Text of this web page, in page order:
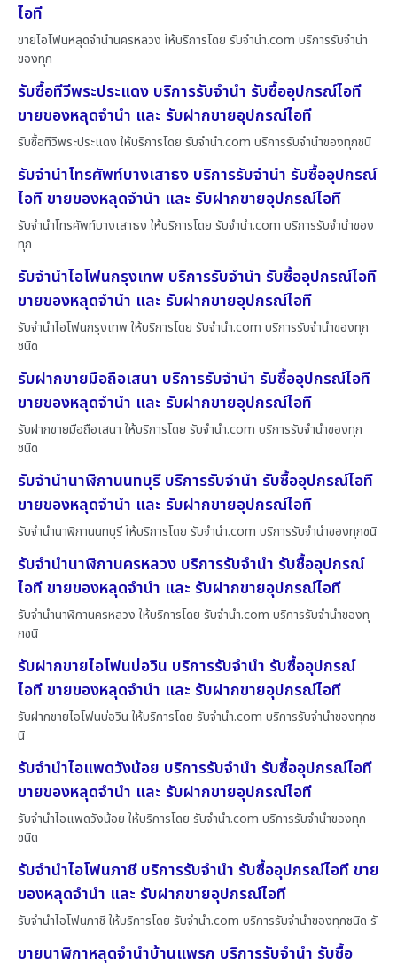
ไอที
ขายไอโฟนหลุดจำนำนครหลวง ให้บริการโดย รับจํานํา.com บริการรับจำนำ
ของทุก
รับซื้อทีวีพระประแดง บริการรับจำนำ รับซื้ออุปกรณ์ไอที
ขายของหลุดจำนำ และ รับฝากขายอุปกรณ์ไอที
รับซื้อทีวีพระประแดง ให้บริการโดย รับจํานํา.com บริการรับจำนำของทุกชนิ
รับจำนำโทรศัพท์บางเสาธง บริการรับจำนำ รับซื้ออุปกรณ์
ไอที ขายของหลุดจำนำ และ รับฝากขายอุปกรณ์ไอที
รับจำนำโทรศัพท์บางเสาธง ให้บริการโดย รับจํานํา.com บริการรับจำนำของ
ทุก
รับจำนำไอโฟนกรุงเทพ บริการรับจำนำ รับซื้ออุปกรณ์ไอที
ขายของหลุดจำนำ และ รับฝากขายอุปกรณ์ไอที
รับจำนำไอโฟนกรุงเทพ ให้บริการโดย รับจํานํา.com บริการรับจำนำของทุก
ชนิด
รับฝากขายมือถือเสนา บริการรับจำนำ รับซื้ออุปกรณ์ไอที
ขายของหลุดจำนำ และ รับฝากขายอุปกรณ์ไอที
รับฝากขายมือถือเสนา ให้บริการโดย รับจํานํา.com บริการรับจำนำของทุก
ชนิด
รับจำนำนาฬิกานนทบุรี บริการรับจำนำ รับซื้ออุปกรณ์ไอที
ขายของหลุดจำนำ และ รับฝากขายอุปกรณ์ไอที
รับจำนำนาฬิกานนทบุรี ให้บริการโดย รับจํานํา.com บริการรับจำนำของทุกชนิ
รับจำนำนาฬิกานครหลวง บริการรับจำนำ รับซื้ออุปกรณ์
ไอที ขายของหลุดจำนำ และ รับฝากขายอุปกรณ์ไอที
รับจำนำนาฬิกานครหลวง ให้บริการโดย รับจํานํา.com บริการรับจำนำของทุ
กชนิ
รับฝากขายไอโฟนบ่อวิน บริการรับจำนำ รับซื้ออุปกรณ์
ไอที ขายของหลุดจำนำ และ รับฝากขายอุปกรณ์ไอที
รับฝากขายไอโฟนบ่อวิน ให้บริการโดย รับจํานํา.com บริการรับจำนำของทุกช
นิ
รับจำนำไอแพดวังน้อย บริการรับจำนำ รับซื้ออุปกรณ์ไอที
ขายของหลุดจำนำ และ รับฝากขายอุปกรณ์ไอที
รับจำนำไอแพดวังน้อย ให้บริการโดย รับจํานํา.com บริการรับจำนำของทุก
ชนิด
รับจำนำไอโฟนภาชี บริการรับจำนำ รับซื้ออุปกรณ์ไอที ขาย
ของหลุดจำนำ และ รับฝากขายอุปกรณ์ไอที
รับจำนำไอโฟนภาชี ให้บริการโดย รับจํานํา.com บริการรับจำนำของทุกชนิด รั
ขายนาฬิกาหลุดจำนำบ้านแพรก บริการรับจำนำ รับซื้อ